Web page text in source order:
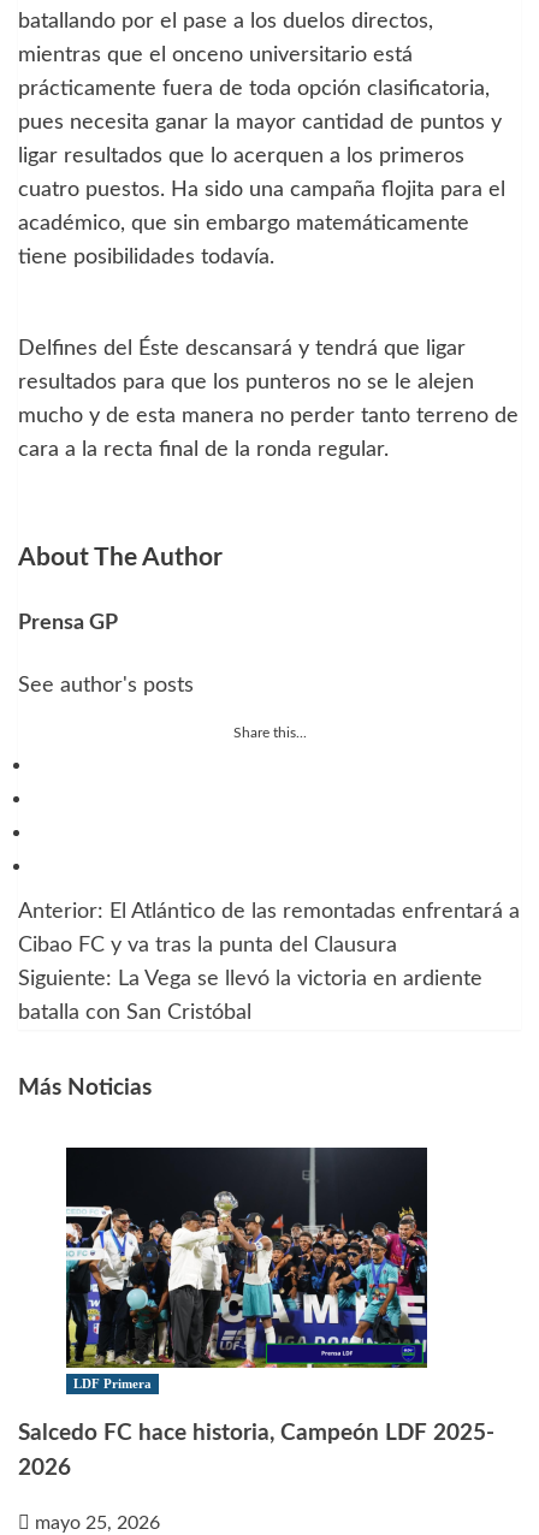
batallando por el pase a los duelos directos,
mientras que el onceno universitario está
prácticamente fuera de toda opción clasificatoria,
pues necesita ganar la mayor cantidad de puntos y
ligar resultados que lo acerquen a los primeros
cuatro puestos. Ha sido una campaña flojita para el
académico, que sin embargo matemáticamente
tiene posibilidades todavía.
Delfines del Éste descansará y tendrá que ligar
resultados para que los punteros no se le alejen
mucho y de esta manera no perder tanto terreno de
cara a la recta final de la ronda regular.
About The Author
Prensa GP
See author's posts
Share this...
Navegación
de
entradas
Anterior: El Atlántico de las remontadas enfrentará a
Cibao FC y va tras la punta del Clausura
Siguiente: La Vega se llevó la victoria en ardiente
batalla con San Cristóbal
Más Noticias
LDF Primera
Salcedo FC hace historia, Campeón LDF 2025-
2026
mayo 25, 2026